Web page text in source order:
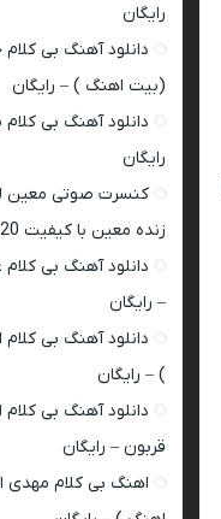
رایگان
دانلود آهنگ بی
(بیت اهنگ ) – رایگان
دانلود آهنگ بی
رایگان
کنسرت صوتی معین
زنده معین با کیفیت 320 و 128
دانلود آهنگ بی
– رایگان
دانلود آهنگ بی
) – رایگان
دانلود آهنگ بی
قربون – رایگان
اهنگ بی کلام